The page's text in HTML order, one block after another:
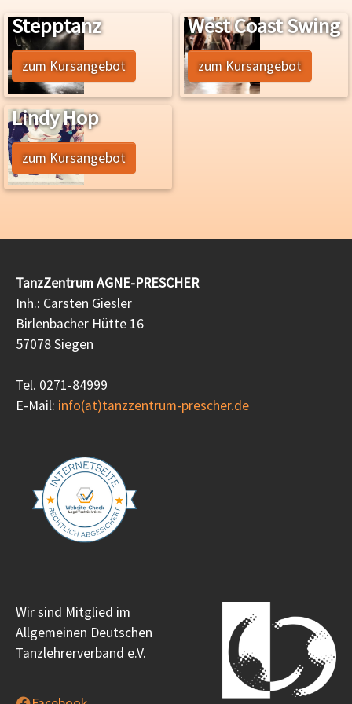
Stepptanz
zum Kursangebot
West Coast Swing
zum Kursangebot
Lindy Hop
zum Kursangebot
TanzZentrum AGNE-PRESCHER
Inh.: Carsten Giesler
Birlenbacher Hütte 16
57078 Siegen
Tel. 0271-84999
E-Mail: info(at)tanzzentrum-prescher.de
Wir sind Mitglied im
Allgemeinen Deutschen
Tanzlehrerverband e.V.